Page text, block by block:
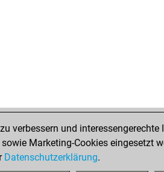
verbessern und interessengerechte
Marketing-Cookies eingesetzt
Datenschutzerklärung.